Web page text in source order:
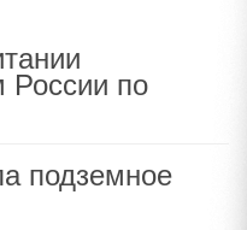
по
подземное